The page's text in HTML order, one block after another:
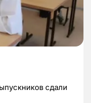
сдали